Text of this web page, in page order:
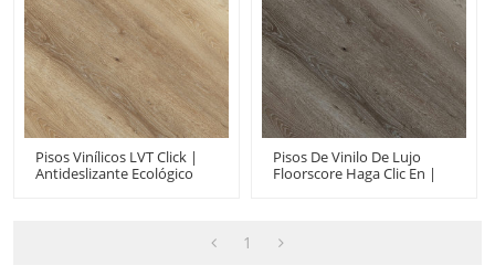
Pisos Vinílicos LVT Click |
Antideslizante Ecológico
Pisos De Vinilo De Lujo
Floorscore Haga Clic En |
Pisos De PVC Al Por Mayor
1